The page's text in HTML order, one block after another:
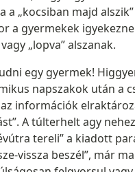
„kocsiban majd
a gyermekek
„lopva” alszanak.
egy gyermek!
napszakok után a
információk
A túlterhelt agy
tereli” a kiadott
vissza beszél”, már